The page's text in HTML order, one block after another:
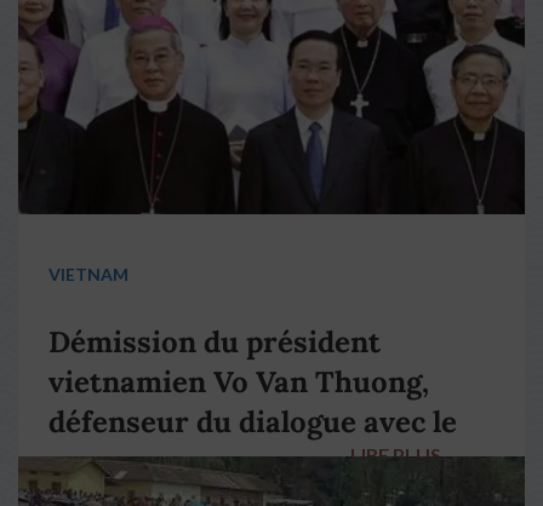
VIETNAM
Démission du président
vietnamien Vo Van Thuong,
défenseur du dialogue avec le
pape François
LIRE PLUS →